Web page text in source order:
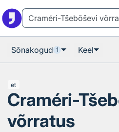
Sõnakogud 1 Keel
et
Craméri-
võrratus